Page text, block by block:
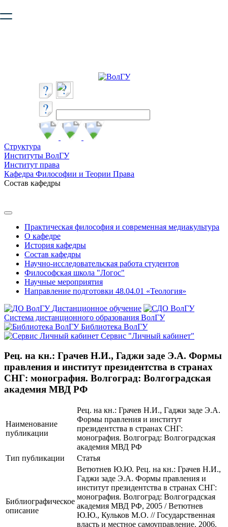
безопасную работу с сайтом. Пожалуйста
Структура
Институты ВолГУ
Институт права
Кафедра Философии и Теории Права
Состав кафедры
Практическая философия и современная медиакультура
О кафедре
История кафедры
Состав кафедры
Научно-исследовательская работа студентов
Философская школа "Логос"
Научные мероприятия
Направление подготовки 48.04.01 «Теология»
Дистанционное обучение
Система дистанционного образования ВолГУ
Библиотека ВолГУ
Сервис "Личный кабинет"
Рец. на кн.: Грачев Н.И., Гаджи заде Э.А. Формы
правления и институт президентства в странах
СНГ: монография. Волгоград: Волгоградская
академия МВД РФ
Наименование
публикации
Рец. на кн.: Грачев Н.И., Гаджи заде Э.А.
Формы правления и институт
президентства в странах СНГ:
монография. Волгоград: Волгоградская
академия МВД РФ
Тип публикации
Статья
Библиографическое
описание
Ветютнев Ю.Ю. Рец. на кн.: Грачев Н.И.,
Гаджи заде Э.А. Формы правления и
институт президентства в странах СНГ:
монография. Волгоград: Волгоградская
академия МВД РФ, 2005 / Ветютнев
Ю.Ю., Кульков М.О. // Государственная
власть и местное самоуправление. 2006.